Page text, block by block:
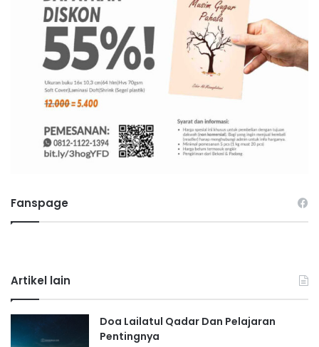
Fanspage
Artikel lain
Doa Lailatul Qadar Dan Pelajaran
Pentingnya